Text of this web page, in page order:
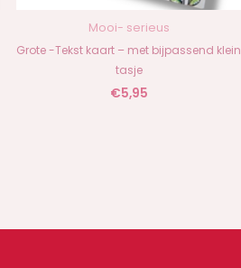
Mooi- serieus
Grote -Tekst kaart – met bijpassend klein
tasje
€5,95